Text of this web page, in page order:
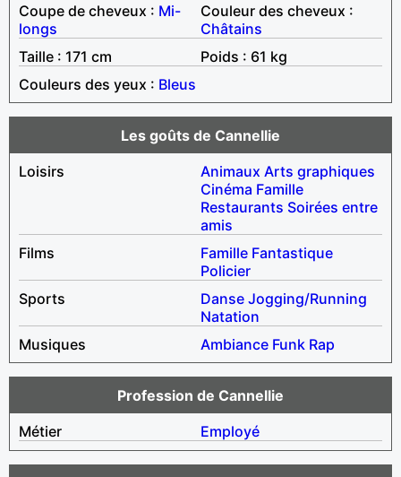
Coupe de cheveux : Mi-
longs
Couleur des cheveux :
Châtains
Taille : 171 cm
Poids : 61 kg
Couleurs des yeux : Bleus
Les goûts de Cannellie
Loisirs
Animaux Arts graphiques
Cinéma Famille
Restaurants Soirées entre
amis
Films
Famille Fantastique
Policier
Sports
Danse Jogging/Running
Natation
Musiques
Ambiance Funk Rap
Profession de Cannellie
Métier
Employé